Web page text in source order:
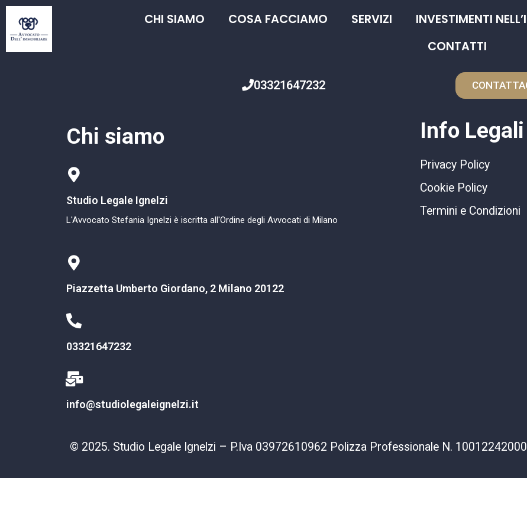
CHI SIAMO COSA FACCIAMO SERVIZI INVESTIMENTI
CONTATTI
03321647232
Chi siamo
Studio Legale Ignelzi
L'Avvocato Stefania Ignelzi è iscritta all'Ordine degli Avvocati di Milano
Piazzetta Umberto Giordano, 2 Milano 20122
03321647232
info@studiolegaleignelzi.it
Info Legali
Privacy Policy
Cookie Policy
Termini e Condizioni
© 2025. Studio Legale Ignelzi – P.Iva 03972610962 Polizza Professionale N.